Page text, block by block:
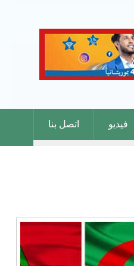
فيديو اتصل بنا